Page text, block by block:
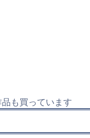
も買っています